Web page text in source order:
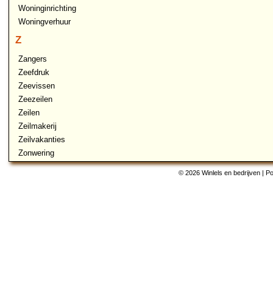
Woninginrichting
Woningverhuur
Z
Zangers
Zeefdruk
Zeevissen
Zeezeilen
Zeilen
Zeilmakerij
Zeilvakanties
Zonwering
© 2026 Winlels en bedrijven |